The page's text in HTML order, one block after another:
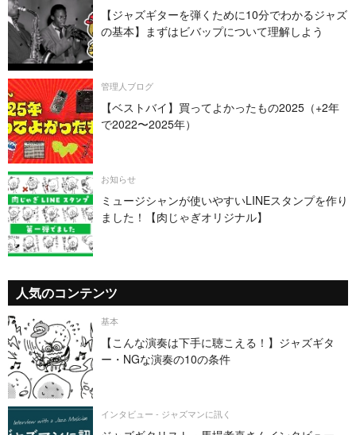
【ジャズギターを弾くために10分でわかるジャズ
の基本】まずはビバップについて理解しよう
管理人ブログ
【ベストバイ】買ってよかったもの2025（+2年
で2022〜2025年）
お知らせ
ミュージシャンが使いやすいLINEスタンプを作り
ました！【肉じゃぎオリジナル】
人気のコンテンツ
基本
【こんな演奏は下手に聴こえる！】ジャズギタ
ー・NGな演奏の10の条件
インタビュー - ジャズマンに訊く